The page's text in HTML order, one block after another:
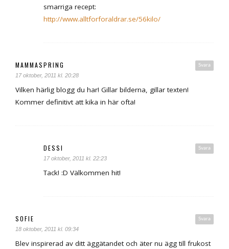
smarriga recept:
http://www.alltforforaldrar.se/56kilo/
Svara
MAMMASPRING
17 oktober, 2011 kl. 20:28
Vilken härlig blogg du har! Gillar bilderna, gillar texten!
Kommer definitivt att kika in här ofta!
Svara
DESSI
17 oktober, 2011 kl. 22:23
Tack! :D Välkommen hit!
Svara
SOFIE
18 oktober, 2011 kl. 09:34
Blev inspirerad av ditt äggätandet och äter nu ägg till frukost